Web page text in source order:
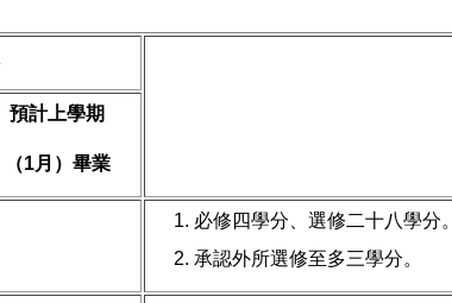
預計上學期
（1月）畢業
必修四學分、選修二十八學分。
承認外所選修至多三學分。